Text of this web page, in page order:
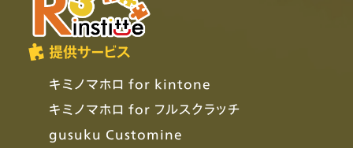
提供サービス
キミノマホロ for kintone
キミノマホロ for フルスクラッチ
gusuku Customine